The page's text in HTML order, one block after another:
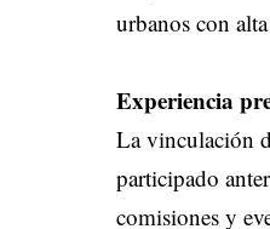
urbanos con
Experiencia
La vinculación
participado
comisiones y